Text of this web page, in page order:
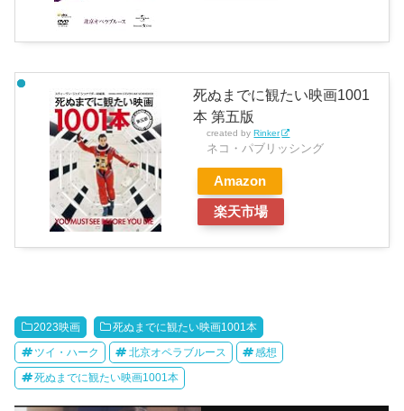
死ぬまでに観たい映画1001
本 第五版
created byRinker
ネコ・パブリッシング
Amazon
楽天市場
2023映画 死ぬまでに観たい映画1001本
ツイ・ハーク 北京オペラブルース 感想
死ぬまでに観たい映画1001本